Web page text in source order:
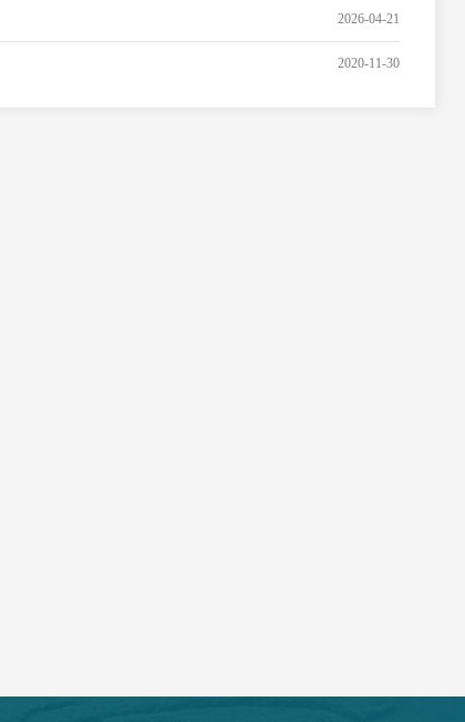
2026-04-21
2020-11-30